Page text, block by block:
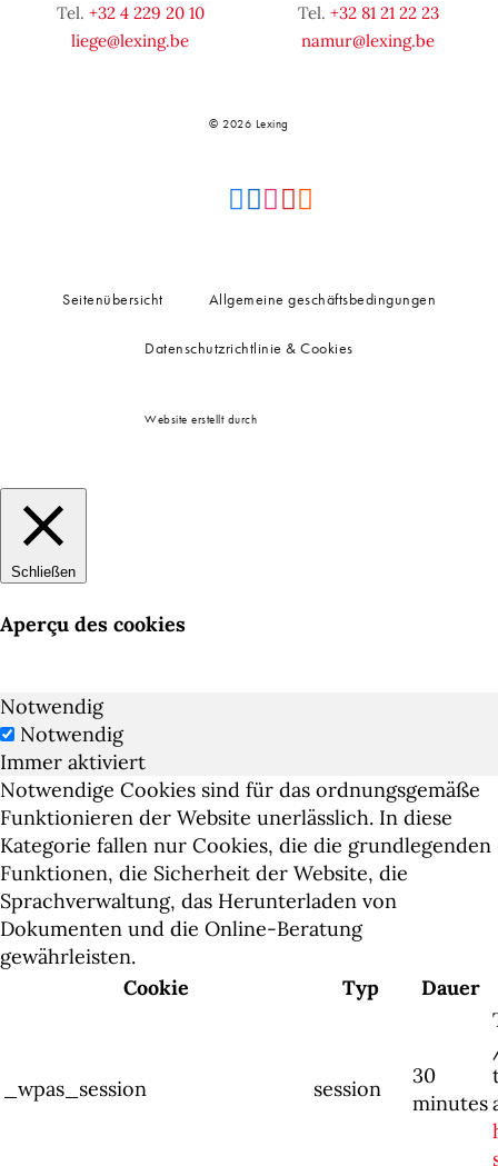
Tel. +32 4 229 20 10
liege@lexing.be
Tel. +32 81 21 22 23
namur@lexing.be
© 2026 Lexing
Seitenübersicht Allgemeine geschäftsbedingungen
Datenschutzrichtlinie & Cookies
Website erstellt durch
Schließen
Aperçu des cookies
Notwendig
Notwendig
Immer aktiviert
Notwendige Cookies sind für das ordnungsgemäße
Funktionieren der Website unerlässlich. In diese
Kategorie fallen nur Cookies, die die grundlegenden
Funktionen, die Sicherheit der Website, die
Sprachverwaltung, das Herunterladen von
Dokumenten und die Online-Beratung
gewährleisten.
Cookie
Typ Dauer
_wpas_session session
30
minutes